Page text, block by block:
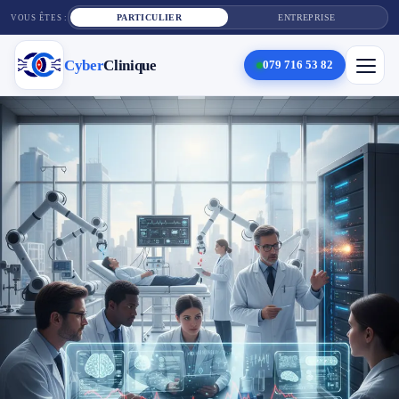
VOUS ÊTES : PARTICULIER ENTREPRISE
CyberClinique 079 716 53 82
CyberClinique ×
Services
Réparation téléphone
Tarifs
Blog
Contact